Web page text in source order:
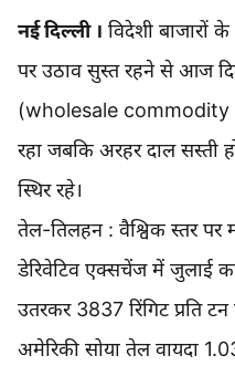
नई दिल्ली । विदेशी बाजारों
पर उठाव सुस्त रहने से आज
(wholesale commodity
रहा जबकि अरहर दाल सस्ती
स्थिर रहे।
तेल-तिलहन : वैश्विक स्तर पर
डेरिवेटिव एक्सचेंज में जुलाई
उतरकर 3837 रिंगिट प्रति
अमेरिकी सोया तेल वायदा